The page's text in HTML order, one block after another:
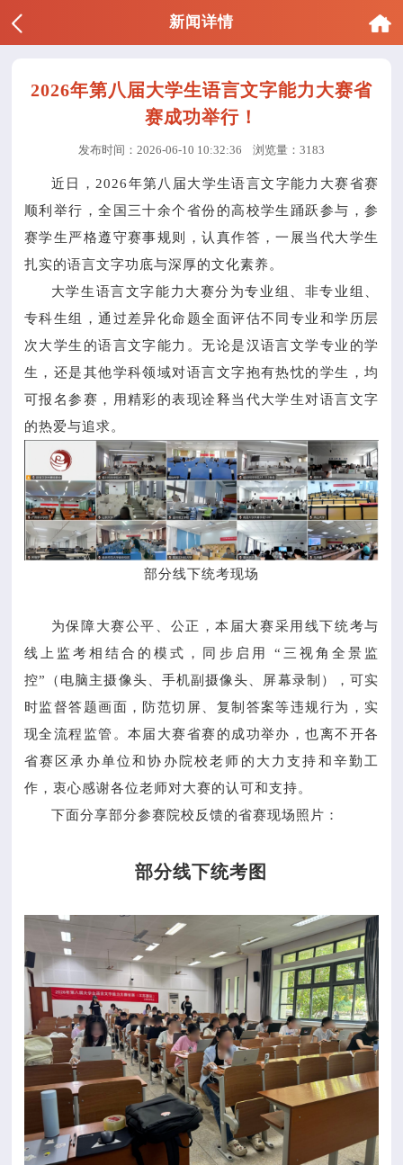
新闻详情
2026年第八届大学生语言文字能力大赛省
赛成功举行！
发布时间：2026-06-10 10:32:36 浏览量：3183
近日，2026年第八届大学生语言文字能力大赛省赛
顺利举行，全国三十余个省份的高校学生踊跃参与，参
赛学生严格遵守赛事规则，认真作答，一展当代大学生
扎实的语言文字功底与深厚的文化素养。
大学生语言文字能力大赛分为专业组、非专业组、
专科生组，通过差异化命题全面评估不同专业和学历层
次大学生的语言文字能力。无论是汉语言文学专业的学
生，还是其他学科领域对语言文字抱有热忱的学生，均
可报名参赛，用精彩的表现诠释当代大学生对语言文字
的热爱与追求。
部分线下统考现场
为保障大赛公平、公正，本届大赛采用线下统考与
线上监考相结合的模式，同步启用 “三视角全景监
控”（电脑主摄像头、手机副摄像头、屏幕录制），可实
时监督答题画面，防范切屏、复制答案等违规行为，实
现全流程监管。本届大赛省赛的成功举办，也离不开各
省赛区承办单位和协办院校老师的大力支持和辛勤工
作，衷心感谢各位老师对大赛的认可和支持。
下面分享部分参赛院校反馈的省赛现场照片：
部分线下统考图